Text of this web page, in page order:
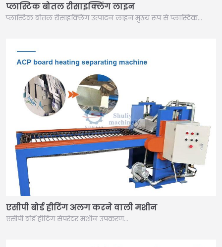
प्लास्टिक बोतल रीसाइक्लिंग लाइन
प्लास्टिक बोतल रीसाइक्लिंग उत्पादन लाइन मुख्य रूप से प्लास्टिक…
एसीपी बोर्ड हीटिंग अलग करने वाली मशीन
एसीपी बोर्ड हीटिंग सेपरेटर मशीन उपकरण…